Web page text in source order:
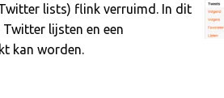
lists) flink verruimd. In dit
lijsten en een
kan worden.